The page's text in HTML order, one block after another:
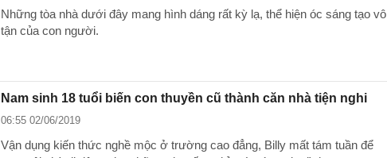
Những tòa nhà dưới đây mang hình dáng rất kỳ lạ, thể hiện óc sáng tạo vô
tận của con người.
Nam sinh 18 tuổi biến con thuyền cũ thành căn nhà tiện nghi
06:55 02/06/2019
Vận dụng kiến thức nghề mộc ở trường cao đẳng, Billy mất tám tuần để